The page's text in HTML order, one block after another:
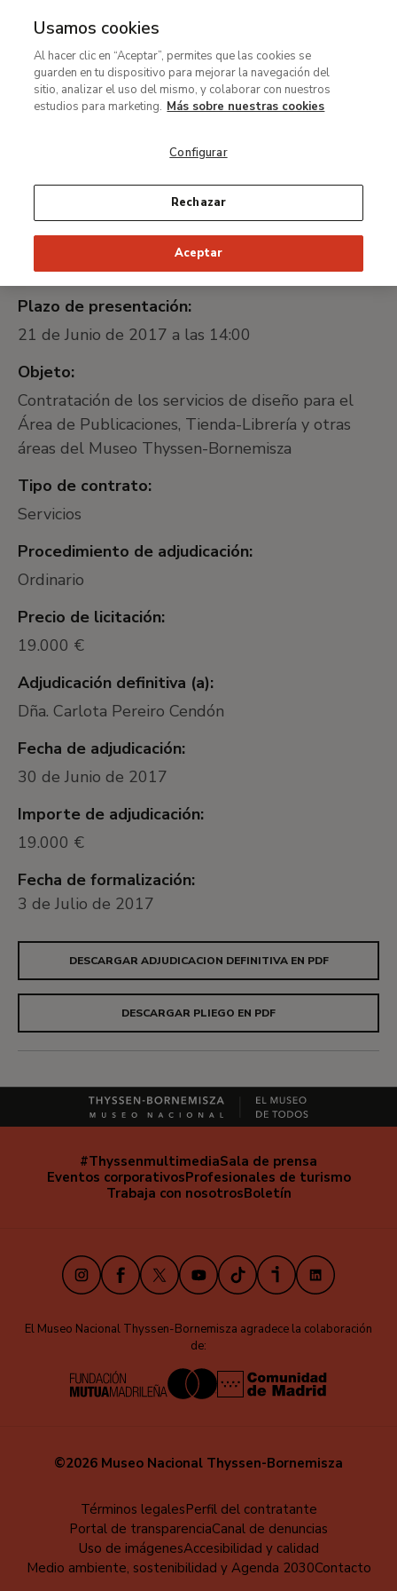
MENÚ
contenido
principal
Servicios de diseño para el
área de publicaciones
Fecha de publicación:
5 de Junio de 2017
Plazo de presentación:
21 de Junio de 2017 a las 14:00
Objeto:
Contratación de los servicios de diseño para el
Área de Publicaciones, Tienda-Librería y otras
áreas del Museo Thyssen-Bornemisza
Tipo de contrato:
Servicios
Procedimiento de adjudicación:
Ordinario
Precio de licitación:
19.000 €
Adjudicación definitiva (a):
Dña. Carlota Pereiro Cendón
Fecha de adjudicación:
30 de Junio de 2017
Importe de adjudicación:
19.000 €
Fecha de formalización:
3 de Julio de 2017
DESCARGAR ADJUDICACION DEFINITIVA EN PDF
DESCARGAR PLIEGO EN PDF
Navegación
secundaria
#ThyssenmultimediaSala de prensa
Eventos corporativosProfesionales de turismo
Trabaja con nosotrosBoletín
InstagramFacebook
X YoutubeTikTokiVooxLinkedIn
El Museo Nacional Thyssen-Bornemisza agradece la colaboración
de:
©2026 Museo Nacional Thyssen-Bornemisza
pie
Términos legalesPerfil del contratante
Portal de transparenciaCanal de denuncias
Uso de imágenesAccesibilidad y calidad
Medio ambiente, sostenibilidad y Agenda 2030Contacto
Usamos cookies
Al hacer clic en “Aceptar”, permites que las cookies se
guarden en tu dispositivo para mejorar la navegación del
sitio, analizar el uso del mismo, y colaborar con nuestros
estudios para marketing. Más sobre nuestras cookies
Configurar
Rechazar
Aceptar